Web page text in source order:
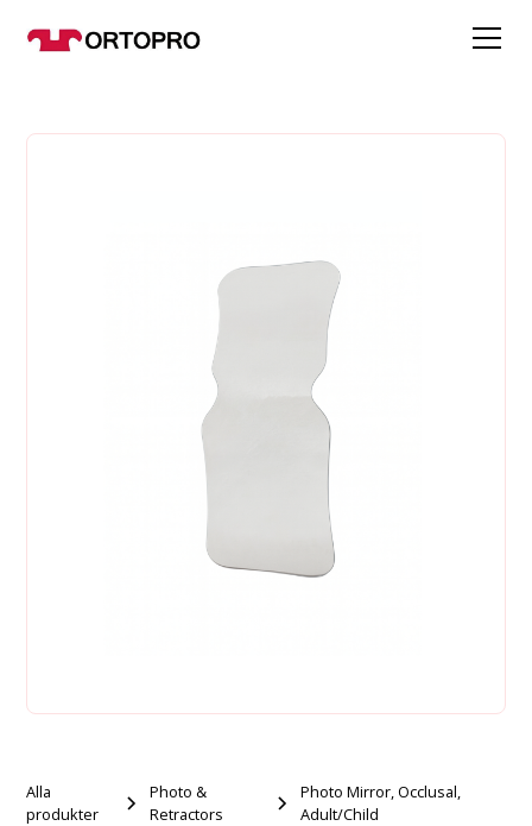
Alla
produkter
Photo &
Retractors
Photo Mirror, Occlusal,
Adult/Child